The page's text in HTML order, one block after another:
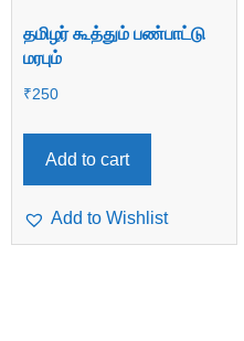
தமிழர் கூத்தும் பண்பாட்டு
மரபும்
₹250
Add to cart
Add to Wishlist